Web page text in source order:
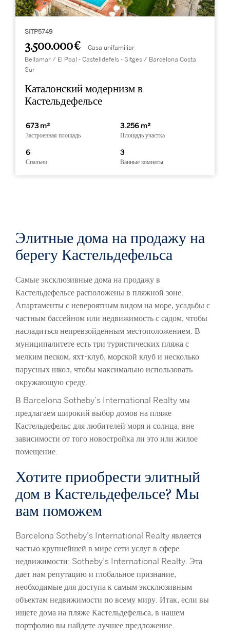
SITP5749
3.500.000 € Casa unifamiliar
Bellamar / El Poal - Castelldefels - Sitges / Barcelona Costa
Sur
Каталонский модернизм в
Кастельдефельсе
673 m²
Застроенная площадь
3.256 m²
Площадь участка
6
Спальни
3
Ванные комнаты
Элитные дома на продажу на
берегу Кастельдефельса
Самые эксклюзивные дома на продажу в
Кастельдефельсе расположены в пляжной зоне.
Апартаменты с невероятным видом на море, усадьбы с
частным бассейном или недвижимость с садом, чтобы
насладиться непревзойденным местоположением. В
муниципалитете есть три туристических пляжа с
мелким песком, яхт-клуб, морской клуб и несколько
парусных школ, чтобы максимально использовать
окружающую среду.
В Barcelona Sotheby’s International Realty мы
предлагаем широкий выбор домов на пляже
Кастельдефельс для любителей моря и солнца, вне
зависимости от того новостройка ли это или жилое
помещение.
Хотите приобрести элитный
дом в Кастельдефельсе? Мы
вам поможем
Barcelona Sotheby’s International Realty является
частью крупнейшей в мире сети услуг в сфере
недвижимости: Sotheby’s International Realty. Эта
дает нам репутацию и глобальное признание,
необходимые для доступа к самым эксклюзивным
объектам недвижимости по всему миру. Итак, если вы
ищете дома на пляже Кастельдефельса, в нашем
портфолио вы найдете лучшее предложение.